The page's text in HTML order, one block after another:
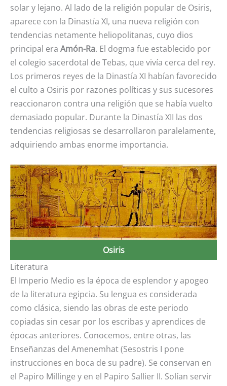
solar y lejano. Al lado de la religión popular de Osiris,
aparece con la Dinastía XI, una nueva religión con
tendencias netamente heliopolitanas, cuyo dios
principal era Amón-Ra. El dogma fue establecido por
el colegio sacerdotal de Tebas, que vivía cerca del rey.
Los primeros reyes de la Dinastía XI habían favorecido
el culto a Osiris por razones políticas y sus sucesores
reaccionaron contra una religión que se había vuelto
demasiado popular. Durante la Dinastía XII las dos
tendencias religiosas se desarrollaron paralelamente,
adquiriendo ambas enorme importancia.
Osiris
Literatura
El Imperio Medio es la época de esplendor y apogeo
de la literatura egipcia. Su lengua es considerada
como clásica, siendo las obras de este periodo
copiadas sin cesar por los escribas y aprendices de
épocas anteriores. Conocemos, entre otras, las
Enseñanzas del Amenemhat (Sesostris I pone
instrucciones en boca de su padre). Se conservan en
el Papiro Millinge y en el Papiro Sallier II. Solían servir